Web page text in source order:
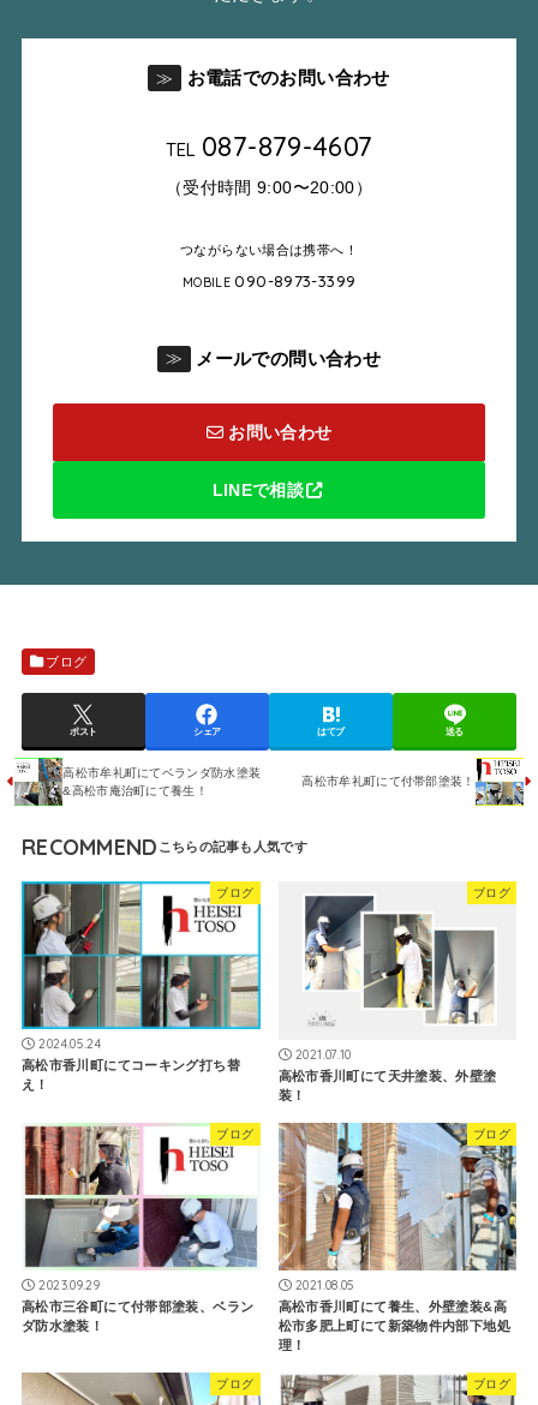
≫ お電話でのお問い合わせ
TEL 087-879-4607
（受付時間 9:00〜20:00）
つながらない場合は携帯へ！
MOBILE090-8973-3399
≫ メールでの問い合わせ
お問い合わせ
LINEで相談
ブログ
ポスト シェア はてブ 送る
高松市牟礼町にてベランダ防水塗装
&高松市庵治町にて養生！
高松市牟礼町にて付帯部塗装！
RECOMMEND
ブログ
2024.05.24
高松市香川町にてコーキング打ち替
え！
ブログ
2021.07.10
高松市香川町にて天井塗装、外壁塗
装！
ブログ
2023.09.29
高松市三谷町にて付帯部塗装、ベラン
ダ防水塗装！
ブログ
2021.08.05
高松市香川町にて養生、外壁塗装&高
松市多肥上町にて新築物件内部下地処
理！
ブログ ブログ